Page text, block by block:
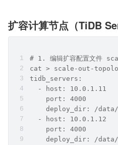
扩容计算节点（TiDB
# 1. 编辑扩容配置文件
cat > scale-out-
tidb_servers:
  - host: 10.0.1.11
    port: 4000
deploy_dir: /
  - host: 10.0.1.12
    port: 4000
deploy_dir: /